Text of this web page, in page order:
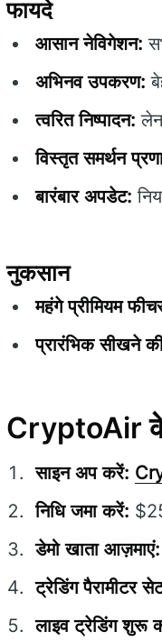
फायदे
आसान नेविगेशन:
अभिनव उपकरण:
त्वरित निष्पादन:
विस्तृत समर्थन
बारंबार अपडेट:
नुकसान
महंगे प्रीमियम
प्रारंभिक सीखने
CryptoAir
साइन अप करें:
निधि जमा करें:
डेमो खाता आज़माएं:
ट्रेडिंग पैरामीटर
लाइव ट्रेडिंग शुरू